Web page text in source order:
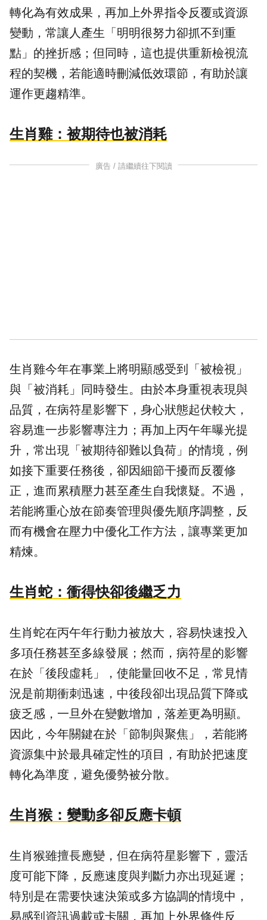
轉化為有效成果，再加上外界指令反覆或資源
變動，常讓人產生「明明很努力卻抓不到重
點」的挫折感；但同時，這也提供重新檢視流
程的契機，若能適時刪減低效環節，有助於讓
運作更趨精準。
生肖雞：被期待也被消耗
廣告 / 請繼續往下閱讀
生肖雞今年在事業上將明顯感受到「被檢視」
與「被消耗」同時發生。由於本身重視表現與
品質，在病符星影響下，身心狀態起伏較大，
容易進一步影響專注力；再加上丙午年曝光提
升，常出現「被期待卻難以負荷」的情境，例
如接下重要任務後，卻因細節干擾而反覆修
正，進而累積壓力甚至產生自我懷疑。不過，
若能將重心放在節奏管理與優先順序調整，反
而有機會在壓力中優化工作方法，讓專業更加
精煉。
生肖蛇：衝得快卻後繼乏力
生肖蛇在丙午年行動力被放大，容易快速投入
多項任務甚至多線發展；然而，病符星的影響
在於「後段虛耗」，使能量回收不足，常見情
況是前期衝刺迅速，中後段卻出現品質下降或
疲乏感，一旦外在變數增加，落差更為明顯。
因此，今年關鍵在於「節制與聚焦」，若能將
資源集中於最具確定性的項目，有助於把速度
轉化為準度，避免優勢被分散。
生肖猴：變動多卻反應卡頓
生肖猴雖擅長應變，但在病符星影響下，靈活
度可能下降，反應速度與判斷力亦出現延遲；
特別是在需要快速決策或多方協調的情境中，
易感到資訊過載或卡關，再加上外界條件反